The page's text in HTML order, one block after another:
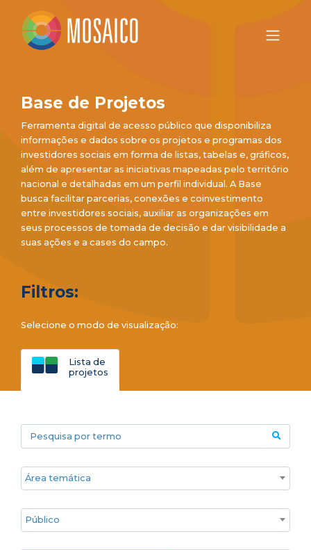
Base de Projetos
Ferramenta digital de acesso público que disponibiliza
informações e dados sobre os projetos e programas dos
investidores sociais em forma de listas, tabelas e, gráficos,
além de apresentar as iniciativas mapeadas pelo território
nacional e detalhadas em um perfil individual. A Base
busca facilitar parcerias, conexões e coinvestimento
entre investidores sociais, auxiliar as organizações em
seus processos de tomada de decisão e dar visibilidade a
suas ações e a cases do campo.
Filtros:
Selecione o modo de visualização:
Lista de
projetos
Pesquisa por termo
Áreas temáticas
Público